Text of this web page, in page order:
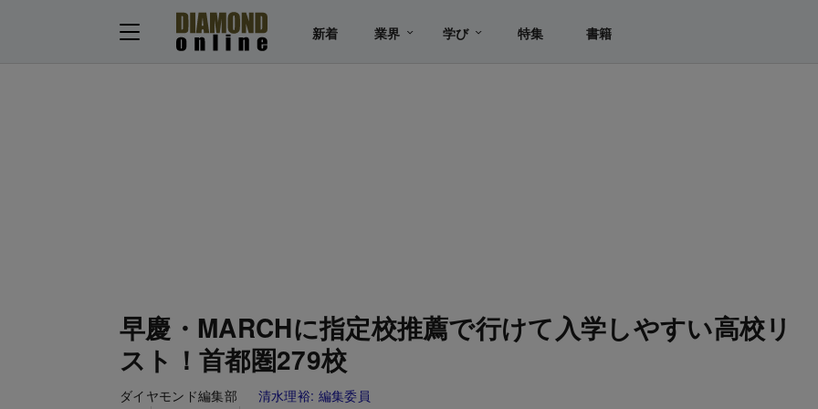
新着 業界 学び 特集 書籍
早慶・MARCHに指定校推薦で行けて入学しやすい高校リ
スト！首都圏279校
ダイヤモンド編集部 清水理裕: 編集委員